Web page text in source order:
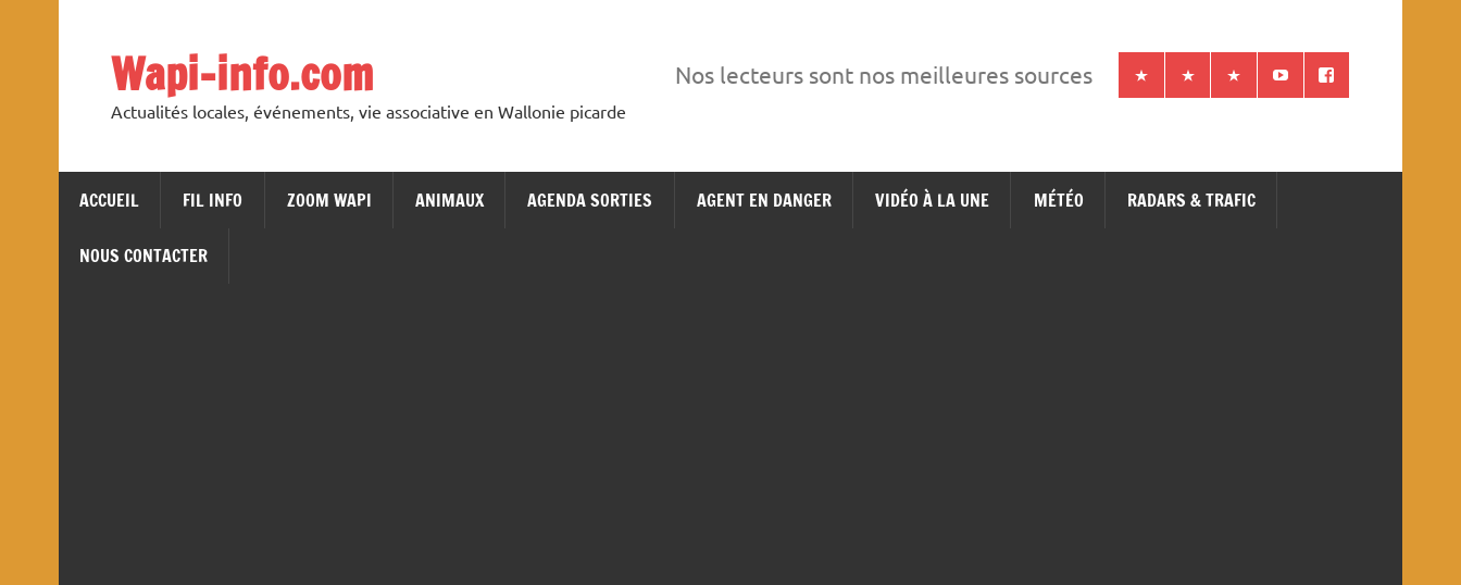
Wapi-info.com
Actualités locales, événements, vie associative en Wallonie picarde
Nos lecteurs sont nos meilleures sources
ACCUEIL FIL INFO ZOOM WAPI ANIMAUX AGENDA SORTIES AGENT EN DANGER VIDÉO À LA UNE MÉTÉO RADARS & TRAFIC
NOUS CONTACTER